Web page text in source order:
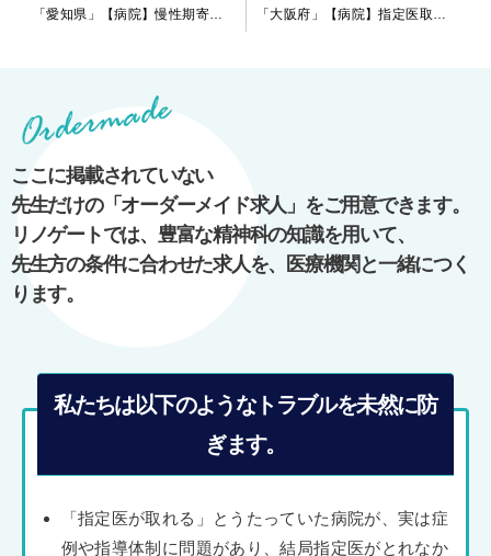
ゲ
シ
ョ
ン
「愛知県」【病院】慢性期寄りの病院になります。既に指定医をお持ちの先生を募集しています。名古屋方面からでも乗り換えなしで1時間圏内での通勤が可能です。 「大阪府」【病院】指定医取得を目指せますので、後期研修先をお探しの先生にもお薦めです。もちろん指定医の先生からのご応募も可能です。
ここに掲載されていない
先生だけの「オーダーメイド求人」をご用意できます。
リノゲートでは、豊富な精神科の知識を用いて、
先生方の条件に合わせた求人を、医療機関と一緒につく
ります。
私たちは以下のようなトラブルを未然に防
ぎます。
「指定医が取れる」とうたっていた病院が、実は症
例や指導体制に問題があり、結局指定医がとれなか